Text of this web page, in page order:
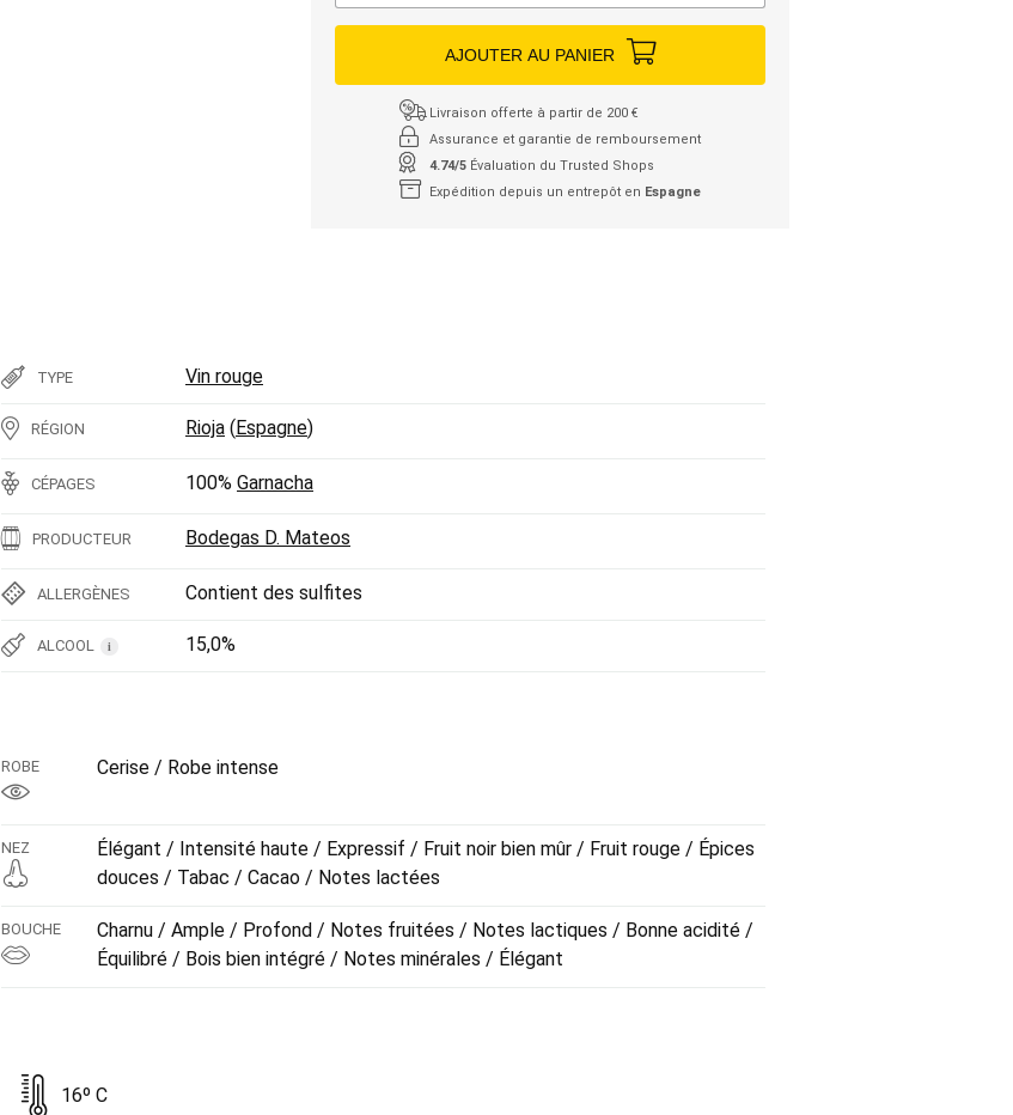
AJOUTER AU PANIER
Livraison offerte à partir de 200 €
Assurance et garantie de remboursement
4.74/5 Évaluation du Trusted Shops
Expédition depuis un entrepôt en Espagne
TYPE Vin rouge
RÉGION Rioja (Espagne)
CÉPAGES 100% Garnacha
PRODUCTEUR Bodegas D. Mateos
ALLERGÈNES Contient des sulfites
ALCOOL i 15,0%
ROBE Cerise / Robe intense
NEZ
Élégant / Intensité haute / Expressif / Fruit noir bien mûr / Fruit rouge / Épices
douces / Tabac / Cacao / Notes lactées
BOUCHE
Charnu / Ample / Profond / Notes fruitées / Notes lactiques / Bonne acidité /
Équilibré / Bois bien intégré / Notes minérales / Élégant
16º C